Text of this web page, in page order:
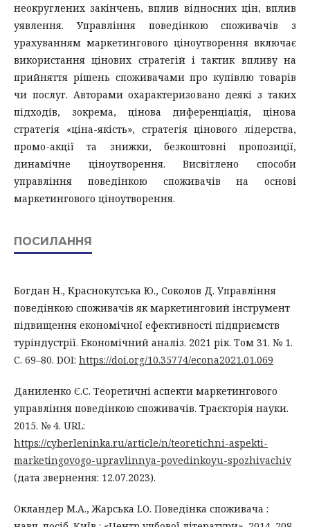
неокруглених закінчень, вплив відносних цін, вплив
уявлення. Управління поведінкою споживачів з
урахуванням маркетингового ціноутворення включає
використання цінових стратегій і тактик впливу на
прийняття рішень споживачами про купівлю товарів
чи послуг. Авторами охарактеризовано деякі з таких
підходів, зокрема, цінова диференціація, цінова
стратегія «ціна-якість», стратегія цінового лідерства,
промо-акції та знижки, безкоштовні пропозиції,
динамічне ціноутворення. Висвітлено способи
управління поведінкою споживачів на основі
маркетингового ціноутворення.
ПОСИЛАННЯ
Богдан Н., Краснокутська Ю., Соколов Д. Управління
поведінкою споживачів як маркетинговий інструмент
підвищення економічної ефективності підприємств
туріндустрії. Економічний аналіз. 2021 рік. Том 31. № 1.
С. 69–80. DOI: https://doi.org/10.35774/econa2021.01.069
Даниленко Є.С. Теоретичні аспекти маркетингового
управління поведінкою споживачів. Траєкторія науки.
2015. № 4. URL:
https://cyberleninka.ru/article/n/teoretichni-aspekti-
marketingovogo-upravlinnya-povedinkoyu-spozhivachiv
(дата звернення: 12.07.2023).
Окландер М.А., Жарська І.О. Поведінка споживача :